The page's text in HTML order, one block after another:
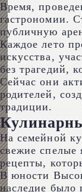
Время,
гастрономии.
публичную
Каждое лето
искусства,
без трагедий,
Сейчас они
родителей,
традиции.
На семейной
свежие спелые
рецепты,
В юности
наследие было